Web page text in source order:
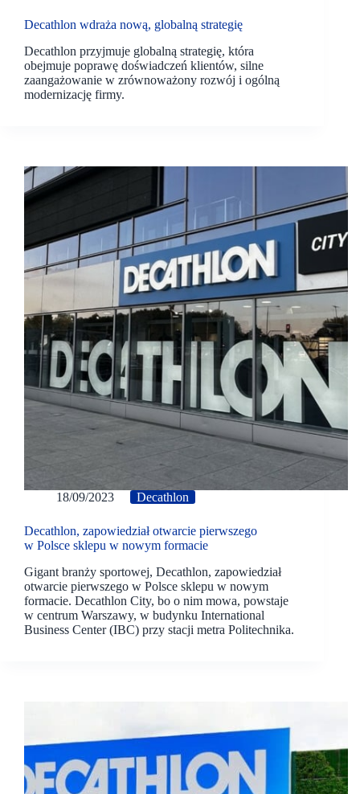
Decathlon wdraża nową, globalną strategię
Decathlon przyjmuje globalną strategię, która
obejmuje poprawę doświadczeń klientów, silne
zaangażowanie w zrównoważony rozwój i ogólną
modernizację firmy.
18/09/2023 Decathlon
Decathlon, zapowiedział otwarcie pierwszego
w Polsce sklepu w nowym formacie
Gigant branży sportowej, Decathlon, zapowiedział
otwarcie pierwszego w Polsce sklepu w nowym
formacie. Decathlon City, bo o nim mowa, powstaje
w centrum Warszawy, w budynku International
Business Center (IBC) przy stacji metra Politechnika.